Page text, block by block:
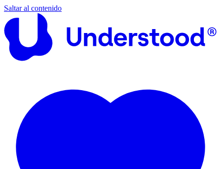
Saltar al contenido